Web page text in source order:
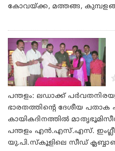
കോവയ്ക്ക, മത്തങ്ങ,
പന്തളം: ലഡാക്ക്
ഭാരതത്തിന്റെ ദേശീയ പതാക
കായികദിനത്തില്‍
പന്തളം എന്‍.എസ്.എസ്.
യു.പി.സ്‌കൂളിലെ സീഡ്